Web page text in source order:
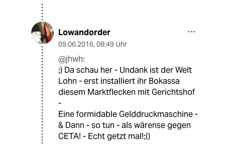
Lowandorder
09.06.2016, 08:49 Uhr
@jhwh:
;) Da schau her - Undank ist der Welt
Lohn - erst installiert ihr Bokassa
diesem Marktflecken mit Gerichtshof
-
Eine formidable Gelddruckmaschine -
& Dann - so tun - als wärense gegen
CETA! - Echt getzt mal!;()